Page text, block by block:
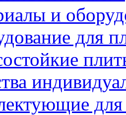
и
для
для